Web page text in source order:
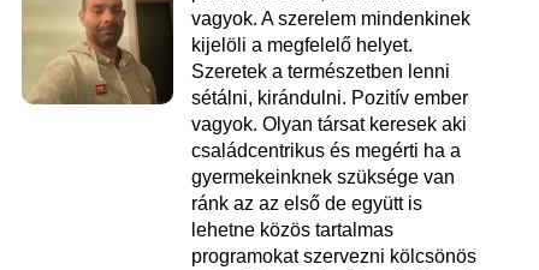
vagyok. A szerelem mindenkinek
kijelöli a megfelelő helyet.
Szeretek a természetben lenni
sétálni, kirándulni. Pozitív ember
vagyok. Olyan társat keresek aki
családcentrikus és megérti ha a
gyermekeinknek szüksége van
ránk az az első de együtt is
lehetne közös tartalmas
programokat szervezni kölcsönös